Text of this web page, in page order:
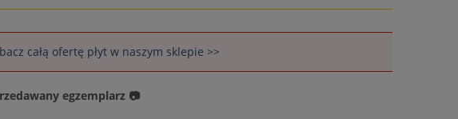
całą ofertę płyt w naszym sklepie >>
egzemplarz 📷